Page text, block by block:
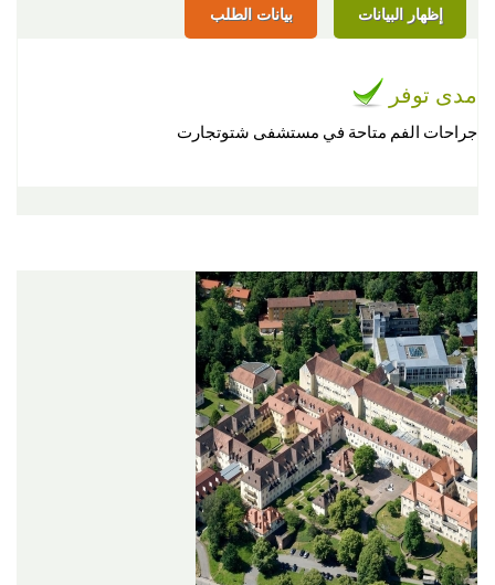
إظهار البيانات بيانات الطلب
مدى توفر
جراحات الفم متاحة في مستشفى شتوتجارت